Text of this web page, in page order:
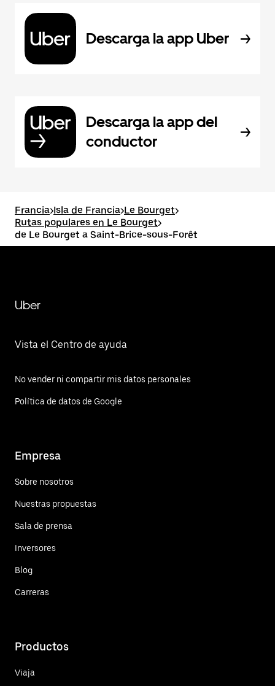
Descarga la app Uber
Descarga la app del
conductor
Francia>Isla de Francia>Le Bourget>
Rutas populares en Le Bourget>
de Le Bourget a Saint-Brice-sous-Forêt
Uber
Vista el Centro de ayuda
No vender ni compartir mis datos personales
Política de datos de Google
Empresa
Sobre nosotros
Nuestras propuestas
Sala de prensa
Inversores
Blog
Carreras
Productos
Viaja